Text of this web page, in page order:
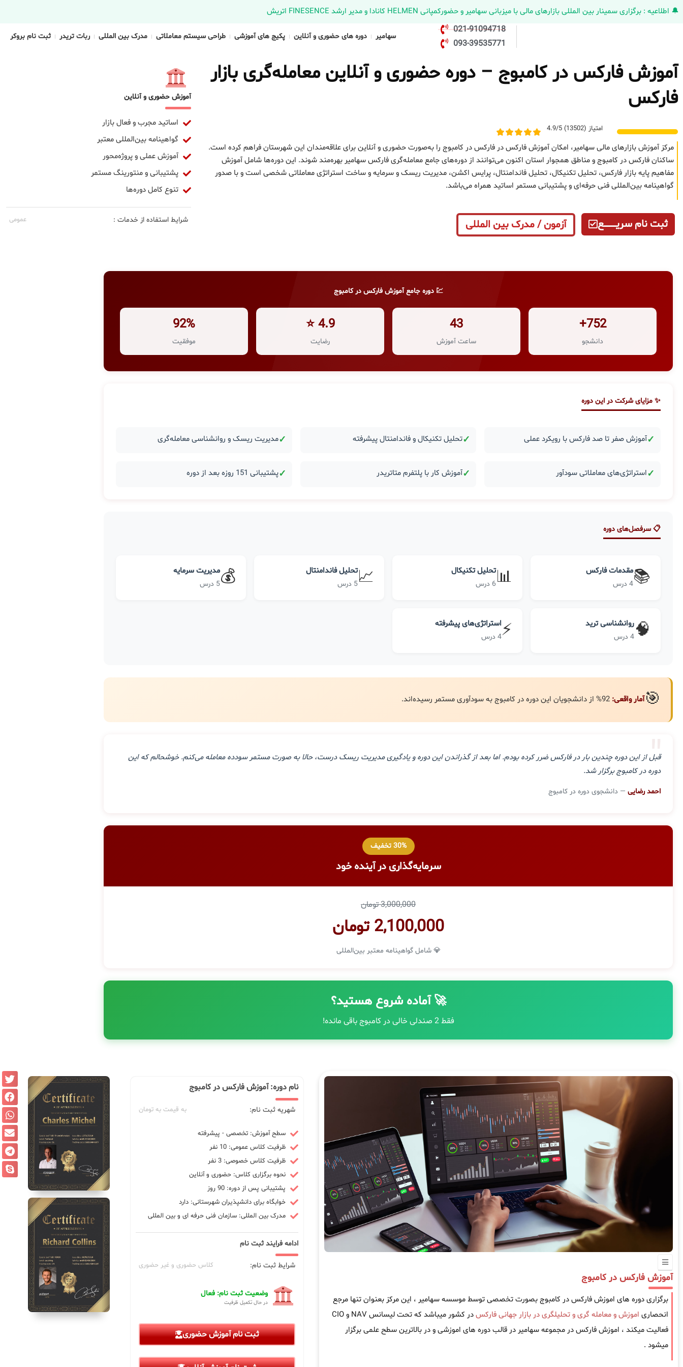
🔔 اطلاعیه : برگزاری سمینار بین المللی بازارهای مالی با میزبانی سهامیر و حضورکمپانی HELMEN کانادا و مدیر ارشد FINESENCE اتریش
021-91094718
093-39535771
سهامیر دوره های حضوری و آنلاین پکیج های آموزشی طراحی سیستم معاملاتی مدرک بین المللی ربات تریدر ثبت نام بروکر
آموزش فارکس در کامبوج – دوره حضوری و آنلاین معامله‌گری بازار
فارکس
امتیاز (13502) 4.9/5
مرکز آموزش بازارهای مالی سهامیر، امکان آموزش فارکس در فارکس در کامبوج را به‌صورت حضوری و آنلاین برای علاقه‌مندان این شهرستان فراهم کرده است.
ساکنان فارکس در کامبوج و مناطق همجوار استان اکنون می‌توانند از دوره‌های جامع معامله‌گری فارکس سهامیر بهره‌مند شوند. این دوره‌ها شامل آموزش
مفاهیم پایه بازار فارکس، تحلیل تکنیکال، تحلیل فاندامنتال، پرایس اکشن، مدیریت ریسک و سرمایه و ساخت استراتژی معاملاتی شخصی است و با صدور
گواهینامه بین‌المللی فنی حرفه‌ای و پشتیبانی مستمر اساتید همراه می‌باشد.
ثبت نام سریــــــــــــع آزمون / مدرک بین المللی
آموزش حضوری و آنلاین
اساتید مجرب و فعال بازار
گواهینامه بین‌المللی معتبر
آموزش عملی و پروژه‌محور
پشتیبانی و منتورینگ مستمر
تنوع کامل دوره‌ها
شرایط استفاده از خدمات : عمومی
💹 دوره جامع آموزش فارکس در کامبوج
752+
دانشجو
43
ساعت آموزش
4.9 ⭐
رضایت
92%
موفقیت
✨ مزایای شرکت در این دوره
✓آموزش صفر تا صد فارکس با رویکرد عملی ✓تحلیل تکنیکال و فاندامنتال پیشرفته ✓مدیریت ریسک و روانشناسی معامله‌گری
✓استراتژی‌های معاملاتی سودآور ✓آموزش کار با پلتفرم متاتریدر ✓پشتیبانی 151 روزه بعد از دوره
📋 سرفصل‌های دوره
📚مقدمات فارکس
4 درس 📊تحلیل تکنیکال
6 درس 📈تحلیل فاندامنتال
5 درس 💰مدیریت سرمایه
5 درس
🧠روانشناسی ترید
4 درس ⚡استراتژی‌های پیشرفته
4 درس
🎯آمار واقعی:
"
قبل از این دوره چندین بار در فارکس ضرر کرده بودم. اما بعد از گذراندن این دوره و یادگیری مدیریت ریسک درست، حالا به صورت مستمر سودده معامله می‌کنم. خوشحالم که این
دوره در کامبوج برگزار شد.
احمد رضایی — دانشجوی دوره در کامبوج
30% تخفیف
سرمایه‌گذاری در آینده خود
3,000,000 تومان
2,100,000 تومان
💎 شامل گواهینامه معتبر بین‌المللی
🚀 آماده شروع هستید؟
فقط 2 صندلی خالی در کامبوج باقی مانده!
آموزش فارکس در کامبوج
برگزاری دوره های اموزش فارکس در کامبوج بصورت تخصصی توسط موسسه سهامیر ، این مرکز بعنوان تنها مرجع
انحصاری اموزش و معامله گری و تحلیلگری در بازار جهانی فارکس
در کشور میباشد که تحت لیسانس NAV و CIO
فعالیت میکند ، اموزش فارکس در مجموعه سهامیر در قالب دوره های اموزشی و در بالاترین سطح علمی برگزار
میشود .
نام دوره: آموزش فارکس در کامبوج
شهریه ثبت نام: به قیمت به تومان
سطح آموزش: تخصصی - پیشرفته
ظرفیت کلاس عمومی: 10 نفر
ظرفیت کلاس خصوصی: 3 نفر
نحوه برگزاری کلاس: حضوری و آنلاین
پشتیبانی پس از دوره: 90 روز
خوابگاه برای دانشپذیران شهرستانی: دارد
مدرک بین المللی: سازمان فنی حرفه ای و بین المللی
ادامه فرایند ثبت نام
شرایط ثبت نام: کلاس حضوری و غیر حضوری
وضعیت ثبت نام: فعال
در حال تکمیل ظرفیت
ثبت نام آموزش حضوری